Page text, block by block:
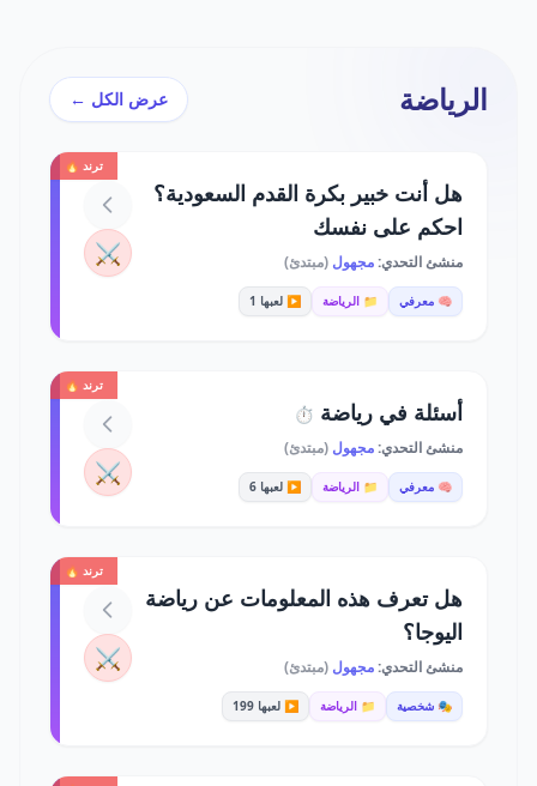
الرياضة عرض الكل ←
ترند 🔥
هل أنت خبير بكرة القدم السعودية؟
احكم على نفسك
منشئ التحدي:مجهول (مبتدئ)
🧠 معرفي 📁 الرياضة ▶️ لعبها 1
⚔️
ترند 🔥
أسئلة في رياضة ⏱️
منشئ التحدي:مجهول (مبتدئ)
🧠 معرفي 📁 الرياضة ▶️ لعبها 6 ⚔️
ترند 🔥
هل تعرف هذه المعلومات عن رياضة
اليوجا؟
منشئ التحدي:مجهول (مبتدئ)
🎭 شخصية 📁 الرياضة ▶️ لعبها 199
⚔️